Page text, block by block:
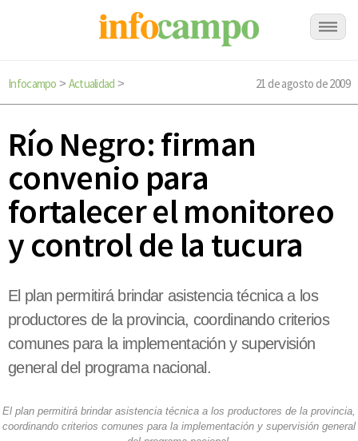
Infocampo > Actualidad > 21 de agosto de 2009
Río Negro: firman
convenio para
fortalecer el monitoreo
y control de la tucura
El plan permitirá brindar asistencia técnica a los
productores de la provincia, coordinando criterios
comunes para la implementación y supervisión
general del programa nacional.
El plan permitirá brindar asistencia técnica a los productores de la provincia,
coordinando criterios comunes para la implementación y supervisión general